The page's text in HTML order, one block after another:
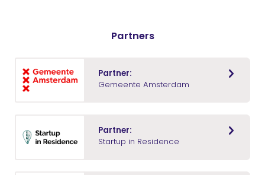
Partners
Partner:
Gemeente Amsterdam
Partner:
Startup in Residence